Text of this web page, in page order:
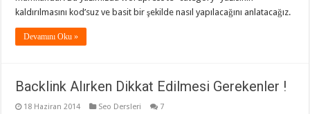
kaldırılmasını kod’suz ve basit bir şekilde nasıl yapılacağını anlatacağız.
Devamını Oku »
Backlink Alırken Dikkat Edilmesi Gerekenler !
18 Haziran 2014 Seo Dersleri 7